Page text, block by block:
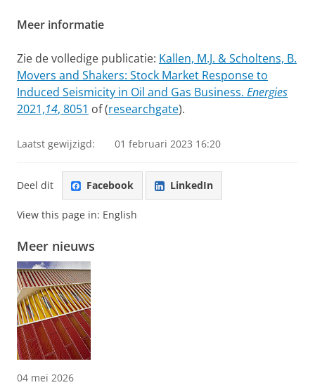
Meer informatie
Zie de volledige publicatie: Kallen, M.J. & Scholtens, B.
Movers and Shakers: Stock Market Response to
Induced Seismicity in Oil and Gas Business. Energies
2021,14, 8051 of (researchgate).
Laatst gewijzigd: 01 februari 2023 16:20
Deel dit Facebook LinkedIn
View this page in: English
Meer nieuws
04 mei 2026